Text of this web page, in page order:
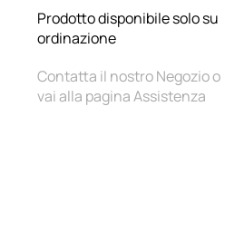
Prodotto disponibile solo su
ordinazione
Contatta il nostro Negozio o
vai alla pagina Assistenza